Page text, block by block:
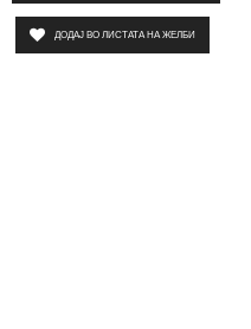
ДОДАЈ ВО ЛИСТАТА НА ЖЕЛБИ